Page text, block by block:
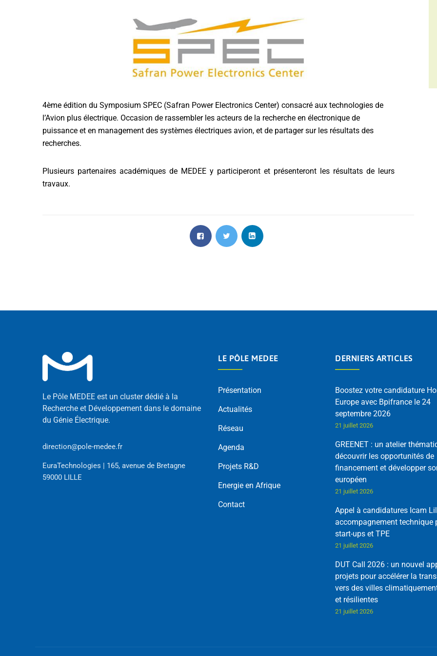
4ème édition du Symposium SPEC (Safran Power Electronics Center) consacré aux technologies de
l’Avion plus électrique. Occasion de rassembler les acteurs de la recherche en électronique de
puissance et en management des systèmes électriques avion, et de partager sur les résultats des
recherches.
Plusieurs partenaires académiques de MEDEE y participeront et présenteront les résultats de leurs
travaux.
Le Pôle MEDEE est un cluster dédié à la
Recherche et Développement dans le domaine
du Génie Électrique.
direction@pole-medee.fr
EuraTechnologies | 165, avenue de Bretagne
59000 LILLE
LE PÔLE MEDEE
Présentation
Actualités
Réseau
Agenda
Projets R&D
Energie en Afrique
Contact
DERNIERS ARTICLES
Boostez votre candidature
Europe avec Bpifrance le 24
septembre 2026
21 juillet 2026
GREENET : un atelier
découvrir les opportunités de
financement et développer
européen
21 juillet 2026
Appel à candidatures Icam
accompagnement technique
start-ups et TPE
21 juillet 2026
DUT Call 2026 : un nouvel
projets pour accélérer la
vers des villes
et résilientes
21 juillet 2026